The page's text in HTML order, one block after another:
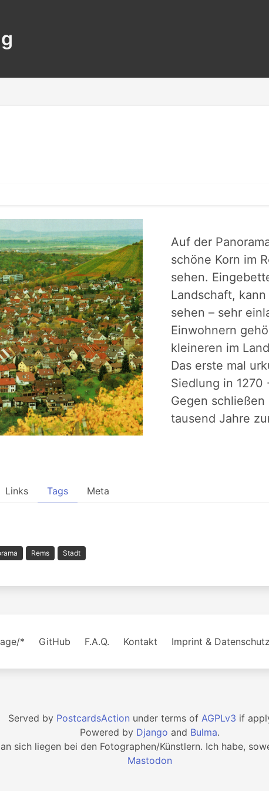
Auf der
schöne Korn im
sehen.
Landschaft,
sehen – sehr
Einwohnern
kleineren im
Das erste mal
Siedlung in
Gegen
tausend Jahre
Links Tags Meta
Rems Stadt
* GitHub F.A.Q. Kontakt Imprint & Datenschutz
Served by PostcardsAction under terms of AGPLv3 if
Powered by Django and Bulma.
sich liegen bei den Fotographen/Künstlern. Ich habe,
Mastodon